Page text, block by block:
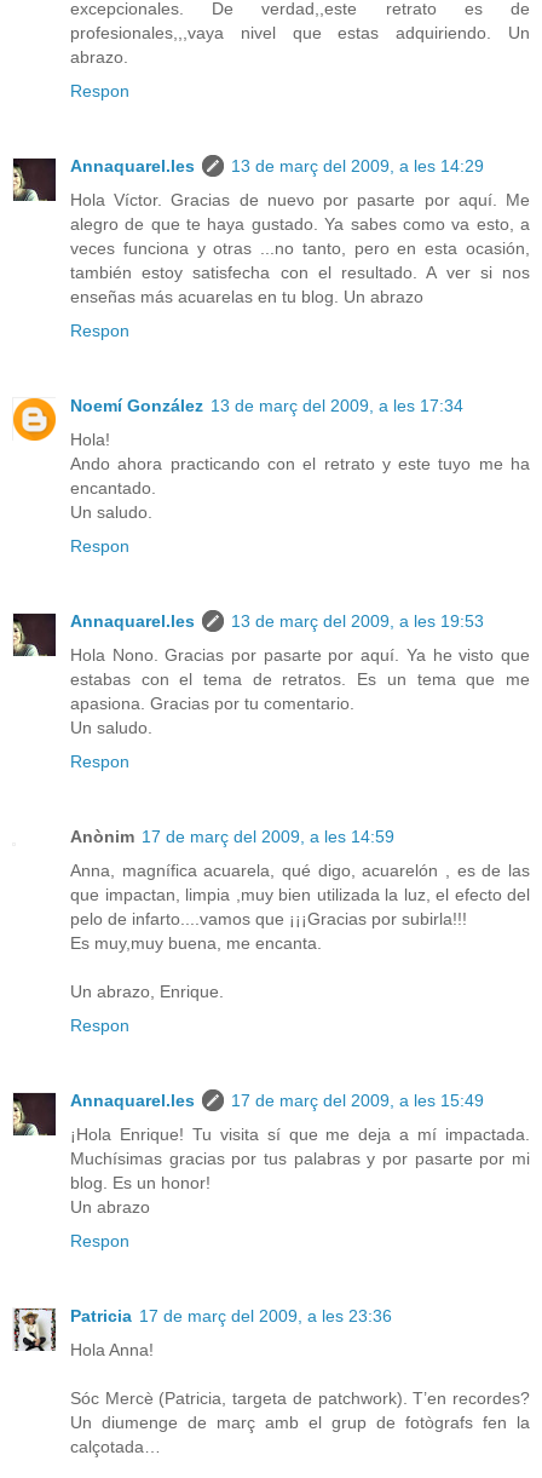
excepcionales. De verdad,,este retrato es de
profesionales,,,vaya nivel que estas adquiriendo. Un
abrazo.
Respon
Annaquarel.les
13 de març del 2009, a les 14:29
Hola Víctor. Gracias de nuevo por pasarte por aquí. Me
alegro de que te haya gustado. Ya sabes como va esto, a
veces funciona y otras ...no tanto, pero en esta ocasión,
también estoy satisfecha con el resultado. A ver si nos
enseñas más acuarelas en tu blog. Un abrazo
Respon
Noemí González 13 de març del 2009, a les 17:34
Hola!
Ando ahora practicando con el retrato y este tuyo me ha
encantado.
Un saludo.
Respon
Annaquarel.les
13 de març del 2009, a les 19:53
Hola Nono. Gracias por pasarte por aquí. Ya he visto que
estabas con el tema de retratos. Es un tema que me
apasiona. Gracias por tu comentario.
Un saludo.
Respon
Anònim 17 de març del 2009, a les 14:59
Anna, magnífica acuarela, qué digo, acuarelón , es de las
que impactan, limpia ,muy bien utilizada la luz, el efecto del
pelo de infarto....vamos que ¡¡¡Gracias por subirla!!!
Es muy,muy buena, me encanta.
Un abrazo, Enrique.
Respon
Annaquarel.les
17 de març del 2009, a les 15:49
¡Hola Enrique! Tu visita sí que me deja a mí impactada.
Muchísimas gracias por tus palabras y por pasarte por mi
blog. Es un honor!
Un abrazo
Respon
Patricia 17 de març del 2009, a les 23:36
Hola Anna!
Sóc Mercè (Patricia, targeta de patchwork). T’en recordes?
Un diumenge de març amb el grup de fotògrafs fen la
calçotada…